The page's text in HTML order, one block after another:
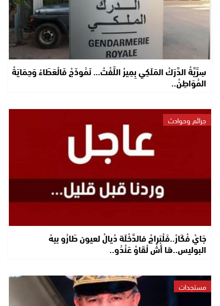
سِرِّيَّةْ الدَّرَكْ المَلَكِي بِمِيرْ اللِّفْتْ… نَمُوذَجْ فَالْعَطَاءْ وَحِمَايَةْ
المُوَاطِنْ..
جرائم وحوادث
جَايْ فْكَارْ..فَلْبَراجْ فالدَّخْلَة دْيالْ لعيون طَارُو بيهْ
البوليس..هَا أشْ لْقَاوْ عَنْدُو..
مستجدات